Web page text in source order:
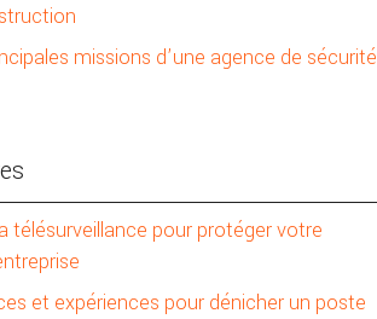
missions d’une agence de sécurité
télésurveillance pour protéger votre
et expériences pour dénicher un poste